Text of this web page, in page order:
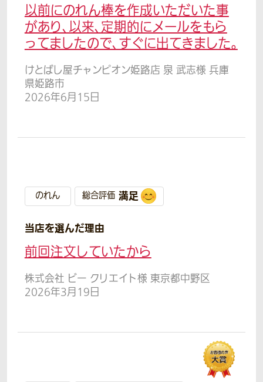
以前にのれん棒を作成いただいた事
があり、以来、定期的にメールをもら
ってましたので、すぐに出てきました。
けとばし屋チャンピオン姫路店 泉 武志様 兵庫
県姫路市
2026年6月15日
のれん 総合評価 満足
当店を選んだ理由
前回注文していたから
株式会社 ビー クリエイト様 東京都中野区
2026年3月19日